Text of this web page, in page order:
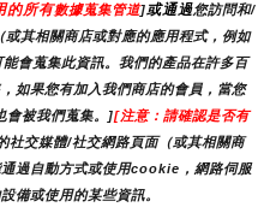
的所有數據蒐集管道]或通過您訪問和/
其相關商店或對應的應用程式，例如
會蒐集此資訊。我們的產品在許多百
如果您有加入我們商店的會員，當您
會被我們蒐集。][注意：請確認是否有
社交媒體/社交網路頁面（或其相關商
過自動方式或使用cookie，網路伺服
備或使用的某些資訊。